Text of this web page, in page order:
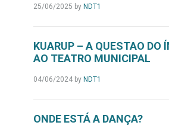
25/06/2025 by NDT1
KUARUP – A QUESTAO DO
AO TEATRO MUNICIPAL
04/06/2024by NDT1
ONDE ESTÁ A DANÇA?